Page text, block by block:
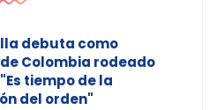
debuta como
Colombia rodeado
tiempo de la
del orden"